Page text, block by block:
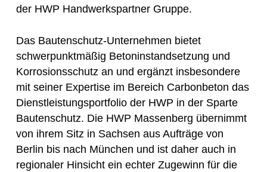
der HWP Handwerkspartner Gruppe.
Das Bautenschutz-Unternehmen bietet
schwerpunktmäßig Betoninstandsetzung und
Korrosionsschutz an und ergänzt insbesondere
mit seiner Expertise im Bereich Carbonbeton das
Dienstleistungsportfolio der HWP in der Sparte
Bautenschutz. Die HWP Massenberg übernimmt
von ihrem Sitz in Sachsen aus Aufträge von
Berlin bis nach München und ist daher auch in
regionaler Hinsicht ein echter Zugewinn für die